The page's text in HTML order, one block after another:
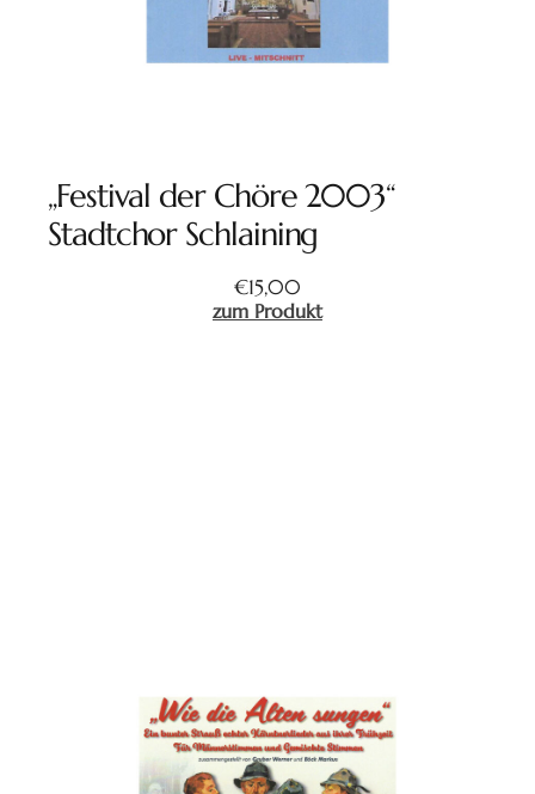
„Festival der Chöre 2003“
Stadtchor Schlaining
€15,00
zum Produkt